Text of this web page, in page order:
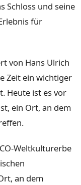
Schloss und seine
für
von Hans Ulrich
Zeit ein wichtiger
Heute ist es vor
ein Ort, an dem
Weltkulturerbe
an dem